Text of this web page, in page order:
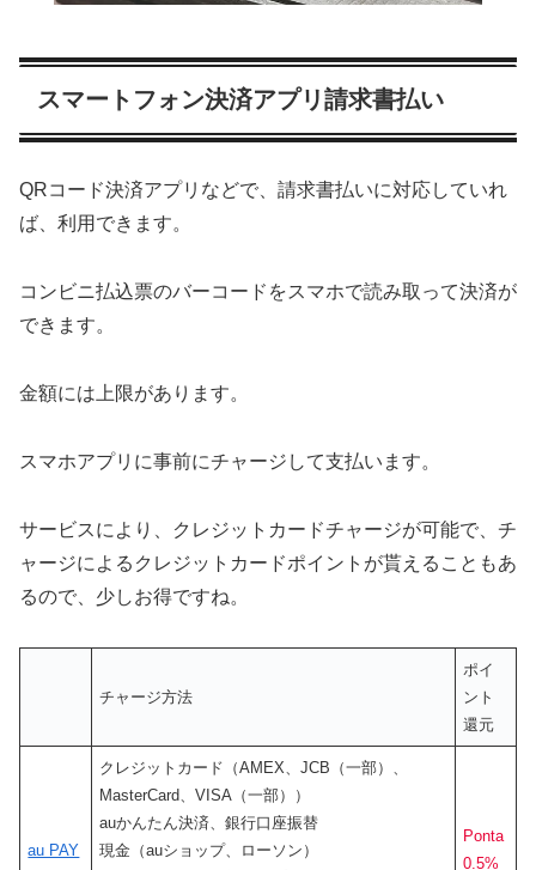
スマートフォン決済アプリ請求書払い
QRコード決済アプリなどで、請求書払いに対応していれ
ば、利用できます。
コンビニ払込票のバーコードをスマホで読み取って決済が
できます。
金額には上限があります。
スマホアプリに事前にチャージして支払います。
サービスにより、クレジットカードチャージが可能で、チ
ャージによるクレジットカードポイントが貰えることもあ
るので、少しお得ですね。
チャージ方法
ポイ
ント
還元
au PAY
クレジットカード（AMEX、JCB（一部）、
MasterCard、VISA（一部））
auかんたん決済、銀行口座振替
現金（auショップ、ローソン）
Ponta
0.5%